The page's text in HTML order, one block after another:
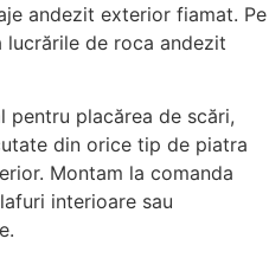
andezit exterior fiamat. Pe
de roca andezit
pentru placărea de scări,
din orice tip de piatra
Montam la comanda
interioare sau